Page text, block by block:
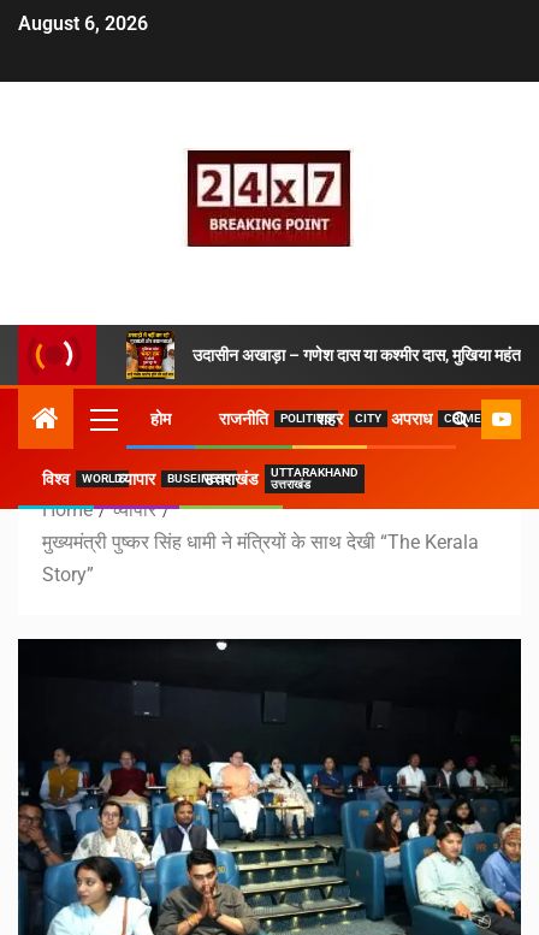
August 6, 2026
उदासीन अखाड़ा – गणेश दास या कश्मीर दास, मुखिया महंत ने
होम राजनीति POLITICSशहर CITY अपराध CRIME
विश्व WORLDव्यापार BUSEINESSउत्तराखंड
UTTARAKHAND
उत्तराखंड
Home
व्यापार
मुख्यमंत्री पुष्कर सिंह धामी ने मंत्रियों के साथ देखी “The Kerala
Story”